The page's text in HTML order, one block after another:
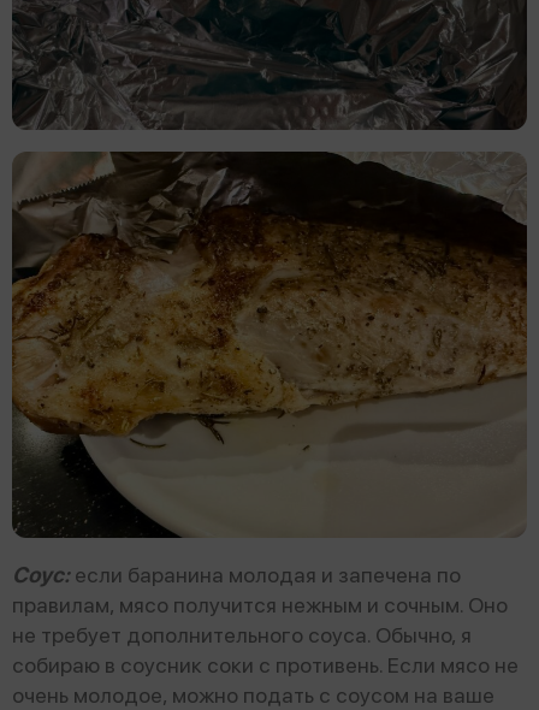
Соус:если баранина молодая и запечена по
правилам, мясо получится нежным и сочным. Оно
не требует дополнительного соуса. Обычно, я
собираю в соусник соки с противень. Если мясо не
очень молодое, можно подать с соусом на ваше